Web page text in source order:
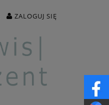
ZALOGUJ SIĘ